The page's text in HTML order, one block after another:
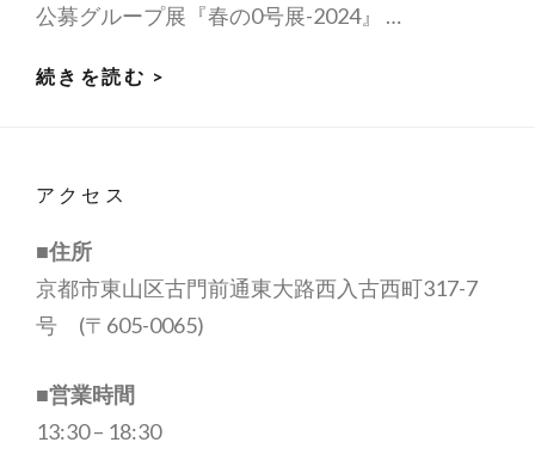
公募グループ展『春の0号展-2024』 …
続きを読む >
展
アクセス
■住所
京都市東山区古門前通東大路西入古西町317-7
号 (〒605-0065)
■営業時間
13:30 – 18:30